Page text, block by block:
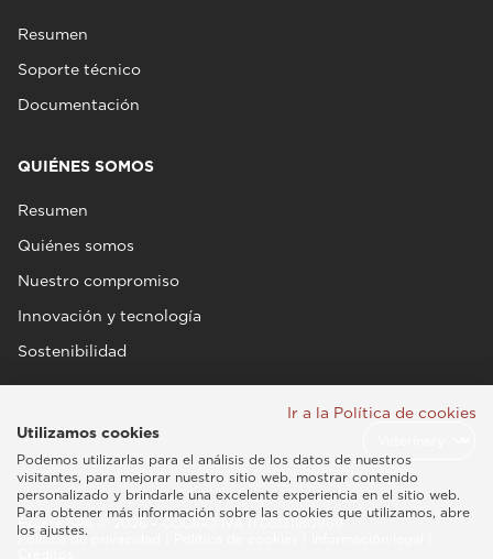
Resumen
Soporte técnico
Documentación
QUIÉNES SOMOS
Resumen
Quiénes somos
Nuestro compromiso
Innovación y tecnología
Sostenibilidad
Esaote SPA © 2026 - CÓDIGO IVA IT05131180969
Política de privacidad
Ir a la Política de cookies
Utilizamos cookies
Podemos utilizarlas para el análisis de los datos de nuestros
visitantes, para mejorar nuestro sitio web, mostrar contenido
personalizado y brindarle una excelente experiencia en el sitio web.
Para obtener más información sobre las cookies que utilizamos, abre
los ajustes.